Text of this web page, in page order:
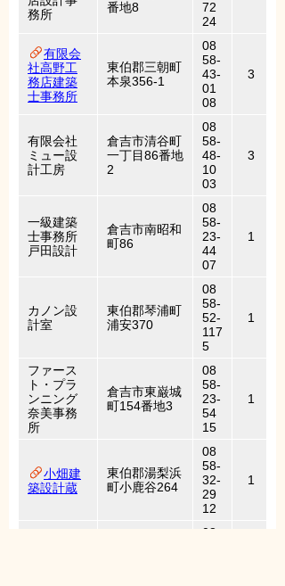
務所
番地8
72
24
有限会
社高野工
務店建築
士事務所
東伯郡三朝町
本泉356-1
08
58-
43-
01
08
3
有限会社
ミュー設
計工房
倉吉市清谷町
一丁目86番地
2
08
58-
48-
10
03
3
一級建築
士事務所
戸田設計
倉吉市南昭和
町86
08
58-
23-
44
07
1
カノン設
計室
東伯郡琴浦町
浦安370
08
58-
52-
117
5
1
ファース
ト・プラ
ンニング
奈美事務
所
倉吉市東巌城
町154番地3
08
58-
23-
54
15
1
小畑建
築設計蔵
東伯郡湯梨浜
町小鹿谷264
08
58-
32-
29
12
1
08